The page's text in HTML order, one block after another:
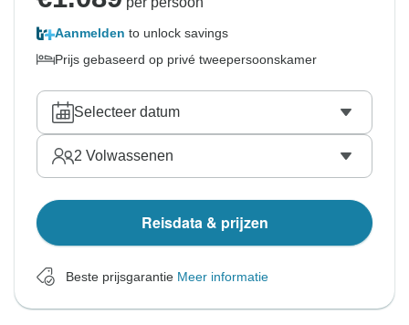
Aanmelden to unlock savings
Prijs gebaseerd op privé tweepersoonskamer
Selecteer datum
2 Volwassenen
Reisdata & prijzen
Beste prijsgarantie Meer informatie